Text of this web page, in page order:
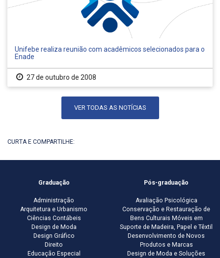
Unifebe realiza reunião com acadêmicos selecionados para o
Enade
27 de outubro de 2008
VER TODAS AS NOTÍCIAS
CURTA E COMPARTILHE:
Graduação
Administração
Arquitetura e Urbanismo
Ciências Contábeis
Design de Moda
Design Gráfico
Direito
Educação Especial
Pós-graduação
Avaliação Psicológica
Conservação e Restauração de
Bens Culturais Móveis em
Suporte de Madeira, Papel e Têxtil
Desenvolvimento de Novos
Produtos e Marcas
Design de Moda e Soluções